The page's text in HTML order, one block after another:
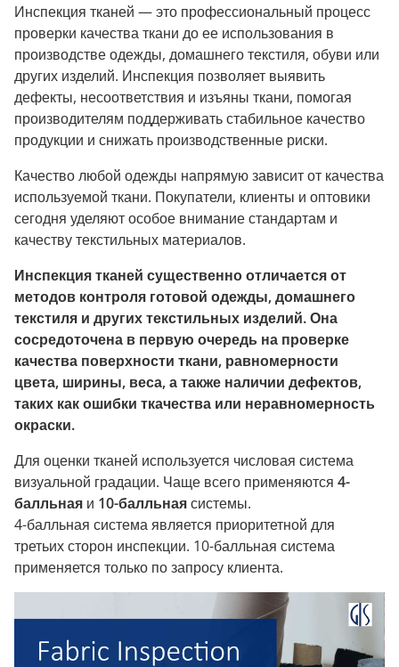
Инспекция тканей — это профессиональный процесс
проверки качества ткани до ее использования в
производстве одежды, домашнего текстиля, обуви или
других изделий. Инспекция позволяет выявить
дефекты, несоответствия и изъяны ткани, помогая
производителям поддерживать стабильное качество
продукции и снижать производственные риски.
Качество любой одежды напрямую зависит от качества
используемой ткани. Покупатели, клиенты и оптовики
сегодня уделяют особое внимание стандартам и
качеству текстильных материалов.
Инспекция тканей существенно отличается от
методов контроля готовой одежды, домашнего
текстиля и других текстильных изделий. Она
сосредоточена в первую очередь на проверке
качества поверхности ткани, равномерности
цвета, ширины, веса, а также наличии дефектов,
таких как ошибки ткачества или неравномерность
окраски.
Для оценки тканей используется числовая система
визуальной градации. Чаще всего применяются 4-
балльная и 10-балльнаясистемы.
4-балльная система является приоритетной для
третьих сторон инспекции. 10-балльная система
применяется только по запросу клиента.